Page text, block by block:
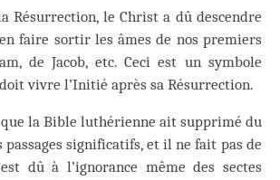
Résurrection, le Christ a dû descendre
faire sortir les âmes de nos premiers
de Jacob, etc. Ceci est un symbole
vivre l’Initié après sa Résurrection.
la Bible luthérienne ait supprimé du
significatifs, et il ne fait pas de
dû à l’ignorance même des sectes